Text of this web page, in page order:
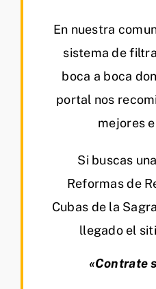
En nuestra
sistema de
boca a boca
portal nos
mejores
Si buscas
Reformas de
Cubas de la
llegado el
«Contrate